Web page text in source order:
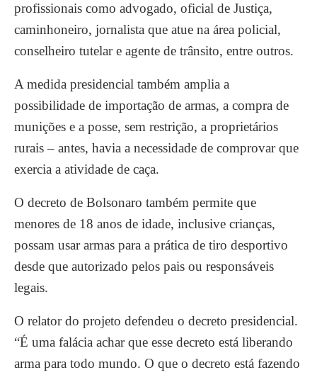
profissionais como advogado, oficial de Justiça,
caminhoneiro, jornalista que atue na área policial,
conselheiro tutelar e agente de trânsito, entre outros.
A medida presidencial também amplia a
possibilidade de importação de armas, a compra de
munições e a posse, sem restrição, a proprietários
rurais – antes, havia a necessidade de comprovar que
exercia a atividade de caça.
O decreto de Bolsonaro também permite que
menores de 18 anos de idade, inclusive crianças,
possam usar armas para a prática de tiro desportivo
desde que autorizado pelos pais ou responsáveis
legais.
O relator do projeto defendeu o decreto presidencial.
“É uma falácia achar que esse decreto está liberando
arma para todo mundo. O que o decreto está fazendo